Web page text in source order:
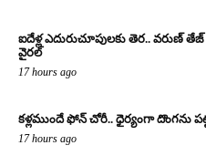
ఐదేళ్ల ఎదురుచూపులకు తెర..
వైరల్
17 hours ago
కళ్లముందే ఫోన్ చోరీ.. ధైర్యంగా దొంగను
17 hours ago